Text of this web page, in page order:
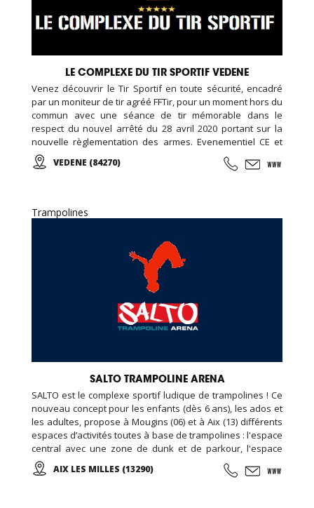
LE COMPLEXE DU TIR SPORTIF VEDENE
Venez découvrir le Tir Sportif en toute sécurité, encadré
par un moniteur de tir agréé FFTir, pour un moment hors du
commun avec une séance de tir mémorable dans le
respect du nouvel arrêté du 28 avril 2020 portant sur la
nouvelle règlementation des armes. Evenementiel CE et
Groupes, Anniversaires, ...
VEDENE (84270)
Trampolines
SALTO TRAMPOLINE ARENA
SALTO est le complexe sportif ludique de trampolines ! Ce
nouveau concept pour les enfants (dès 6 ans), les ados et
les adultes, propose à Mougins (06) et à Aix (13) différents
espaces d’activités toutes à base de trampolines : l'espace
central avec une zone de dunk et de parkour, l'espace
freestyle avec le bac à mousse et l'airbag, le terrain de
dodgeball, la pro zone avec son mur incliné. Des cours
AIX LES MILLES (13290)